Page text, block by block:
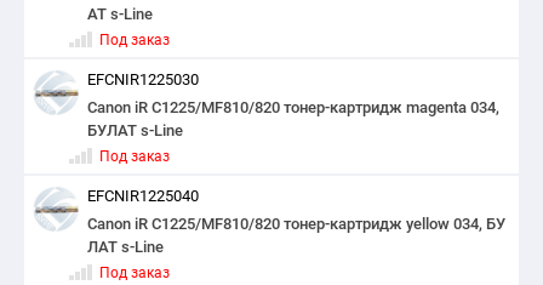
АТ s-Line
Под заказ
EFCNIR1225030
Canon iR C1225/MF810/820 тонер-картридж magenta 034,
БУЛАТ s-Line
Под заказ
EFCNIR1225040
Canon iR C1225/MF810/820 тонер-картридж yellow 034, БУ
ЛАТ s-Line
Под заказ